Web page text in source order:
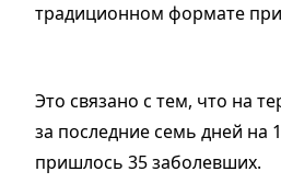
традиционном формате
Это связано с тем, что на
за последние семь дней на
пришлось 35 заболевших.